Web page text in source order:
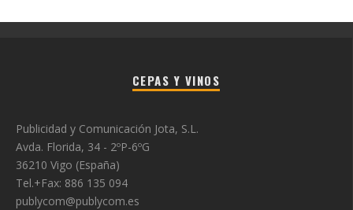
CEPAS Y VINOS
Publicidad y Comunicación Jota, S.L.
Avda. Florida, 34 - 2ºP-6ºG
36210 Vigo (España)
Tel.+Fax: 886 135 094
publycom@publycom.es